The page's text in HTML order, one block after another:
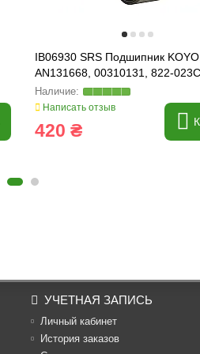
IB06930 SRS Подшипник KOYO,
AN131668, 00310131, 822-023C,
885154B
Написать отзыв
420 ₴
УЧЕТНАЯ ЗАПИСЬ
Личный кабинет
История заказов